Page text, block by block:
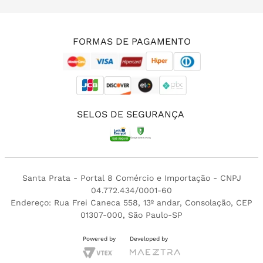
FORMAS DE PAGAMENTO
SELOS DE SEGURANÇA
Santa Prata - Portal 8 Comércio e Importação - CNPJ
04.772.434/0001-60
Endereço: Rua Frei Caneca 558, 13º andar, Consolação, CEP
01307-000, São Paulo-SP
Powered by Developed by